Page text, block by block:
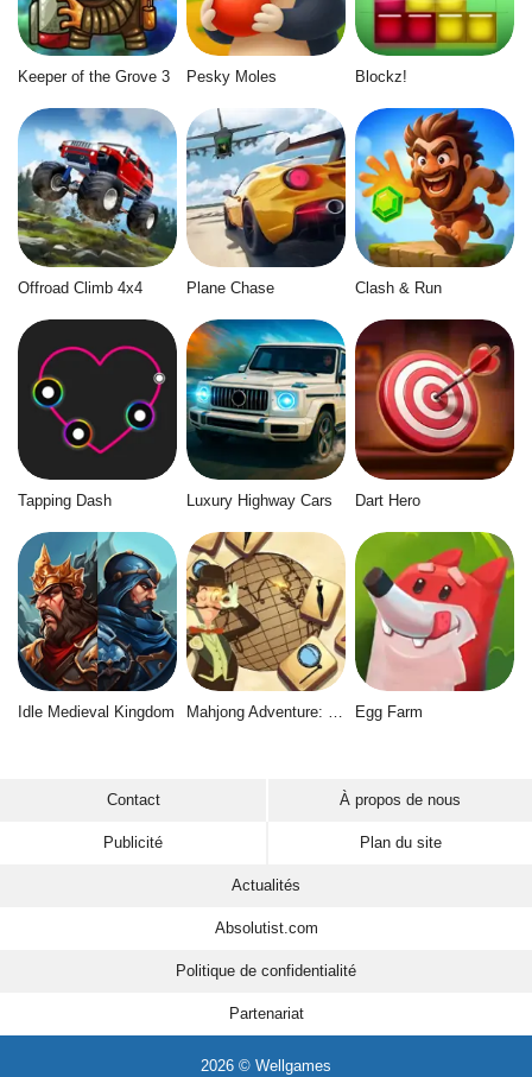
Keeper of the Grove 3 Pesky Moles Blockz!
Offroad Climb 4x4 Plane Chase Clash & Run
Tapping Dash Luxury Highway Cars Dart Hero
Idle Medieval Kingdom Egg Farm
Contact À propos de nous
Publicité Plan du site
Actualités
Absolutist.com
Politique de confidentialité
Partenariat
2026 © Wellgames